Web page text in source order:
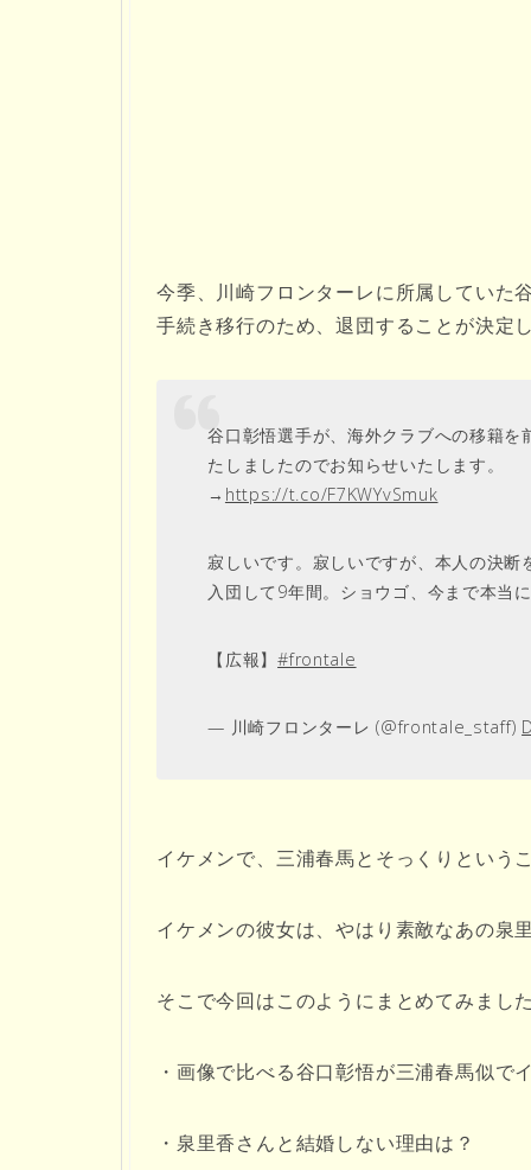
今季、川崎フロンターレに所属していた
手続き移行のため、退団することが決定
谷口彰悟選手が、海外クラブへの移籍
たしましたのでお知らせいたします。
→ https://t.co/F7KWYvSmuk
寂しいです。寂しいですが、本人の決断
入団して9年間。ショウゴ、今まで本当
【広報】#frontale
— 川崎フロンターレ (@frontale_staff)
イケメンで、三浦春馬とそっくりという
イケメンの彼女は、やはり素敵なあの泉
そこで今回はこのようにまとめてみまし
・画像で比べる谷口彰悟が三浦春馬似で
・泉里香さんと結婚しない理由は？